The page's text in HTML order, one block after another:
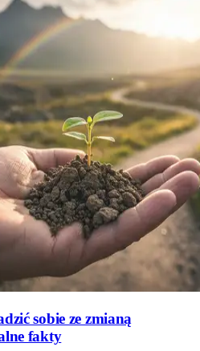
sobie ze zmianą
fakty